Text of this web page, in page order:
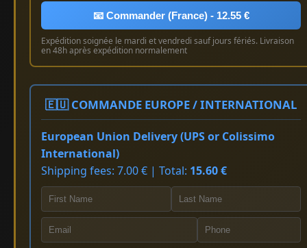
📧 Commander (France) - 12.55 €
Expédition soignée le mardi et vendredi sauf jours fériés. Livraison
en 48h après expédition normalement
🇪🇺 COMMANDE EUROPE / INTERNATIONAL
European Union Delivery (UPS or Colissimo
International)
Shipping fees: 7.00 € | Total: 15.60 €